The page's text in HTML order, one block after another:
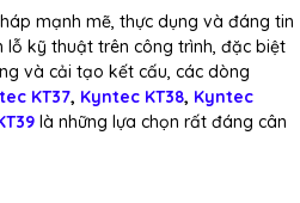
mạnh mẽ, thực dụng và đáng tin
lỗ kỹ thuật trên công trình, đặc biệt
và cải tạo kết cấu, các dòng
KT37, Kyntec KT38, Kyntec
là những lựa chọn rất đáng cân